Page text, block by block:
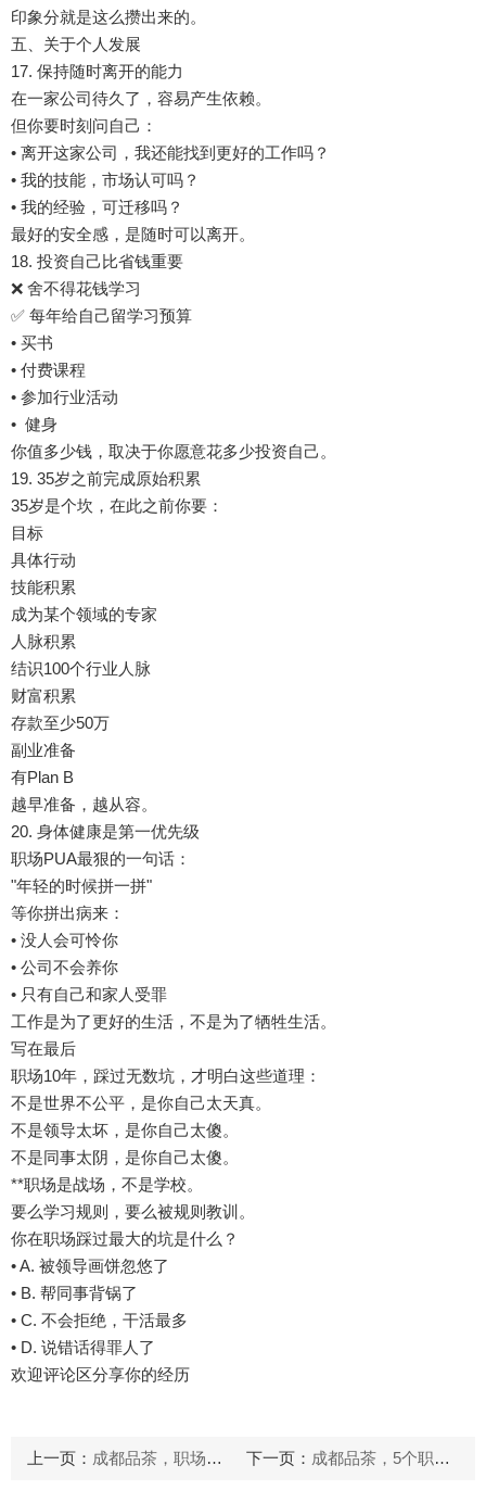
印象分就是这么攒出来的。
五、关于个人发展
17. 保持随时离开的能力
在一家公司待久了，容易产生依赖。
但你要时刻问自己：
• 离开这家公司，我还能找到更好的工作吗？
• 我的技能，市场认可吗？
• 我的经验，可迁移吗？
最好的安全感，是随时可以离开。
18. 投资自己比省钱重要
❌ 舍不得花钱学习
✅ 每年给自己留学习预算
• 买书
• 付费课程
• 参加行业活动
• ️ 健身
你值多少钱，取决于你愿意花多少投资自己。
19. 35岁之前完成原始积累
35岁是个坎，在此之前你要：
目标
具体行动
技能积累
成为某个领域的专家
人脉积累
结识100个行业人脉
财富积累
存款至少50万
副业准备
有Plan B
越早准备，越从容。
20. 身体健康是第一优先级
职场PUA最狠的一句话：
"年轻的时候拼一拼"
等你拼出病来：
• 没人会可怜你
• 公司不会养你
• 只有自己和家人受罪
工作是为了更好的生活，不是为了牺牲生活。
写在最后
职场10年，踩过无数坑，才明白这些道理：
不是世界不公平，是你自己太天真。
不是领导太坏，是你自己太傻。
不是同事太阴，是你自己太傻。
**职场是战场，不是学校。
要么学习规则，要么被规则教训。
你在职场踩过最大的坑是什么？
• A. 被领导画饼忽悠了
• B. 帮同事背锅了
• C. 不会拒绝，干活最多
• D. 说错话得罪人了
欢迎评论区分享你的经历
上一页： 成都品茶，职场不懂潜规则白忙活！普通人必学的职场生存避坑指南 下一页： 成都品茶，5个职场潜规则！磁场不对，越拼命越没出路